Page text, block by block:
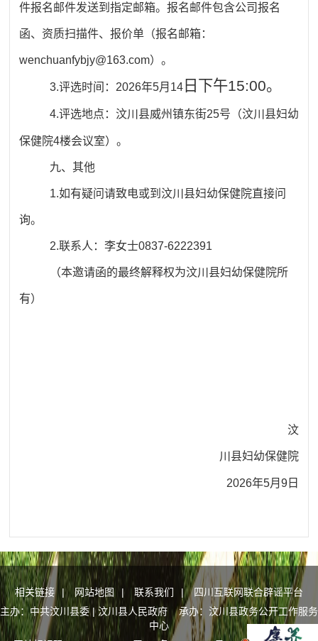
件报名邮件发送到指定邮箱。报名邮件包含公司报名
函、资质扫描件、报价单（报名邮箱：
wenchuanfybjy@163.com）。
3.评选时间： 2026年5月 14日下午15:00。
4.评选地点：汶川县威州镇东街25号（汶川县妇幼
保健院4楼会议室）。
九、其他
1.如有疑问请致电或到汶川县妇幼保健院直接问
询。
2.联系人： 李女士0837-6222391
（本邀请函的最终解释权为汶川县妇幼保健院所
有）
汶
川县妇幼保健院
2026年5月 9日
相关链接 | 网站地图 | 联系我们 |
四川互联网联合辟谣平台
主办：中共汶川县委 | 汶川县人民政府 承办：汶川县政务公开工作服务
中心